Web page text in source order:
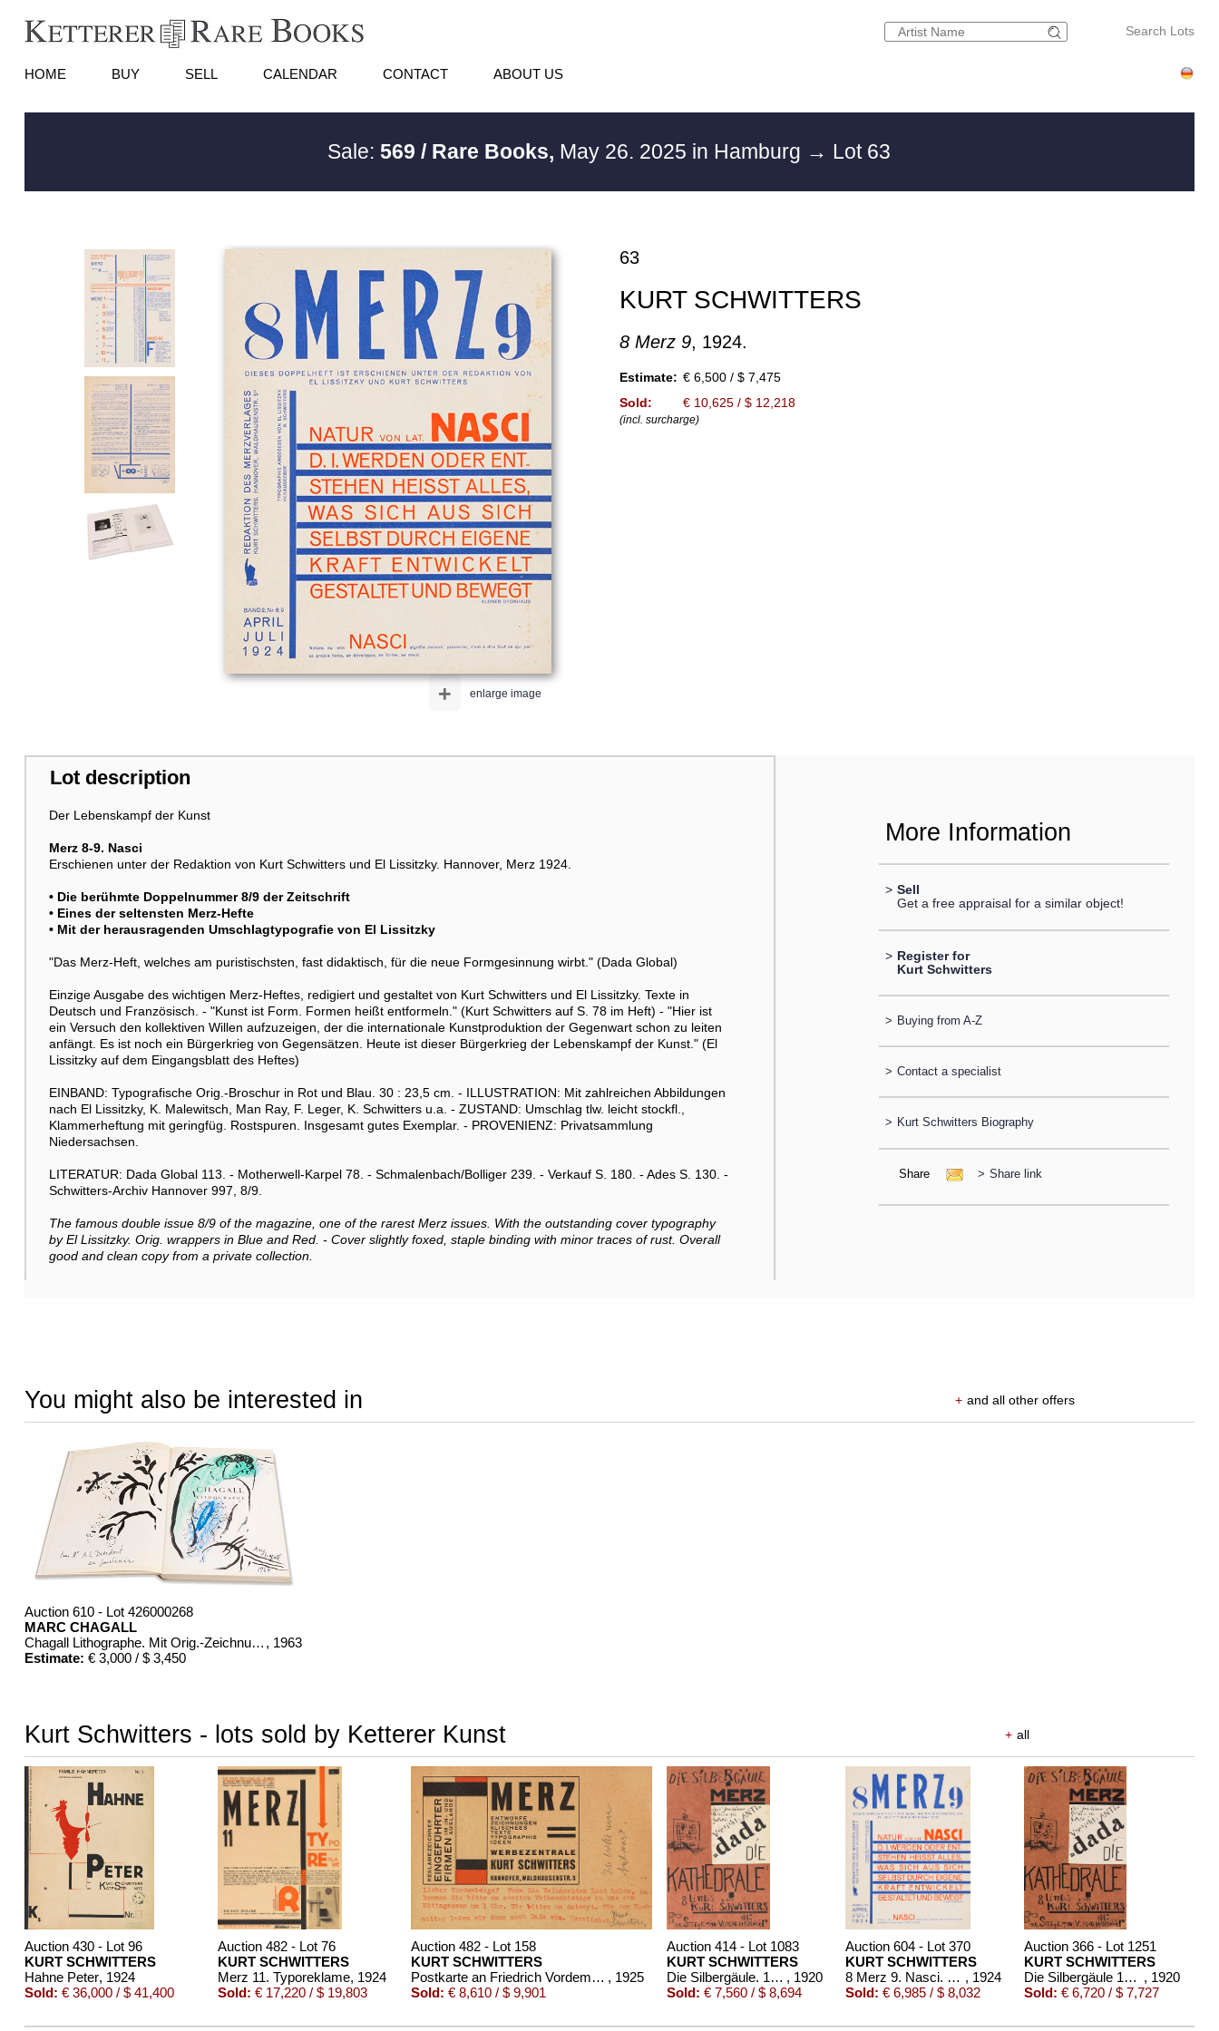
Search Lots
HOME BUY SELL CALENDAR CONTACT ABOUT US
Sale:569 / Rare Books, May 26. 2025 in Hamburg → Lot 63
enlarge image
+
63
KURT SCHWITTERS
8 Merz 9, 1924.
Estimate: € 6,500 / $ 7,475
Sold:
€ 10,625 / $ 12,218
(incl. surcharge)
Lot description
Der Lebenskampf der Kunst
Merz 8-9. Nasci
Erschienen unter der Redaktion von Kurt Schwitters und El Lissitzky. Hannover, Merz 1924.
• Die berühmte Doppelnummer 8/9 der Zeitschrift
• Eines der seltensten Merz-Hefte
• Mit der herausragenden Umschlagtypografie von El Lissitzky
"Das Merz-Heft, welches am puristischsten, fast didaktisch, für die neue Formgesinnung wirbt." (Dada Global)
Einzige Ausgabe des wichtigen Merz-Heftes, redigiert und gestaltet von Kurt Schwitters und El Lissitzky. Texte in
Deutsch und Französisch. - "Kunst ist Form. Formen heißt entformeln." (Kurt Schwitters auf S. 78 im Heft) - "Hier ist
ein Versuch den kollektiven Willen aufzuzeigen, der die internationale Kunstproduktion der Gegenwart schon zu leiten
anfängt. Es ist noch ein Bürgerkrieg von Gegensätzen. Heute ist dieser Bürgerkrieg der Lebenskampf der Kunst." (El
Lissitzky auf dem Eingangsblatt des Heftes)
EINBAND: Typografische Orig.-Broschur in Rot und Blau. 30 : 23,5 cm. - ILLUSTRATION: Mit zahlreichen Abbildungen
nach El Lissitzky, K. Malewitsch, Man Ray, F. Leger, K. Schwitters u.a. - ZUSTAND: Umschlag tlw. leicht stockfl.,
Klammerheftung mit geringfüg. Rostspuren. Insgesamt gutes Exemplar. - PROVENIENZ: Privatsammlung
Niedersachsen.
LITERATUR: Dada Global 113. - Motherwell-Karpel 78. - Schmalenbach/Bolliger 239. - Verkauf S. 180. - Ades S. 130. -
Schwitters-Archiv Hannover 997, 8/9.
The famous double issue 8/9 of the magazine, one of the rarest Merz issues. With the outstanding cover typography
by El Lissitzky. Orig. wrappers in Blue and Red. - Cover slightly foxed, staple binding with minor traces of rust. Overall
good and clean copy from a private collection.
More Information
> Sell
Get a free appraisal for a similar object!
> Register for
Kurt Schwitters
> Buying from A-Z
> Contact a specialist
> Kurt Schwitters Biography
Share > Share link
You might also be interested in + and all other offers
Auction 610 - Lot 426000268
MARC CHAGALL
Chagall Lithographe. Mit Orig.-Zeichnung von Chagall , 1963
Estimate: € 3,000 / $ 3,450
Kurt Schwitters - lots sold by Ketterer Kunst + all
Auction 430 - Lot 96
KURT SCHWITTERS
Hahne Peter, 1924
Sold: € 36,000 / $ 41,400
Auction 482 - Lot 76
KURT SCHWITTERS
Merz 11. Typoreklame, 1924
Sold: € 17,220 / $ 19,803
Auction 482 - Lot 158
KURT SCHWITTERS
Postkarte an Friedrich Vordemberge , 1925
Sold: € 8,610 / $ 9,901
Auction 414 - Lot 1083
KURT SCHWITTERS
Die Silbergäule. 1920 , 1920
Sold: € 7,560 / $ 8,694
Auction 604 - Lot 370
KURT SCHWITTERS
8 Merz 9. Nasci. Dabei: Merz 7 , 1924
Sold: € 6,985 / $ 8,032
Auction 366 - Lot 1251
KURT SCHWITTERS
Die Silbergäule 1920 , 1920
Sold: € 6,720 / $ 7,727